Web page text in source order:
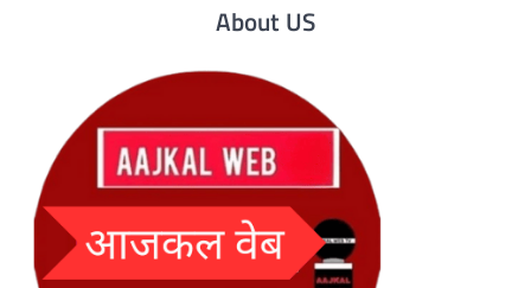
About US